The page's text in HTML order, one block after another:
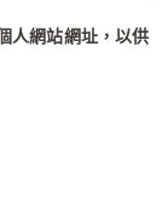
人網站網址，以供